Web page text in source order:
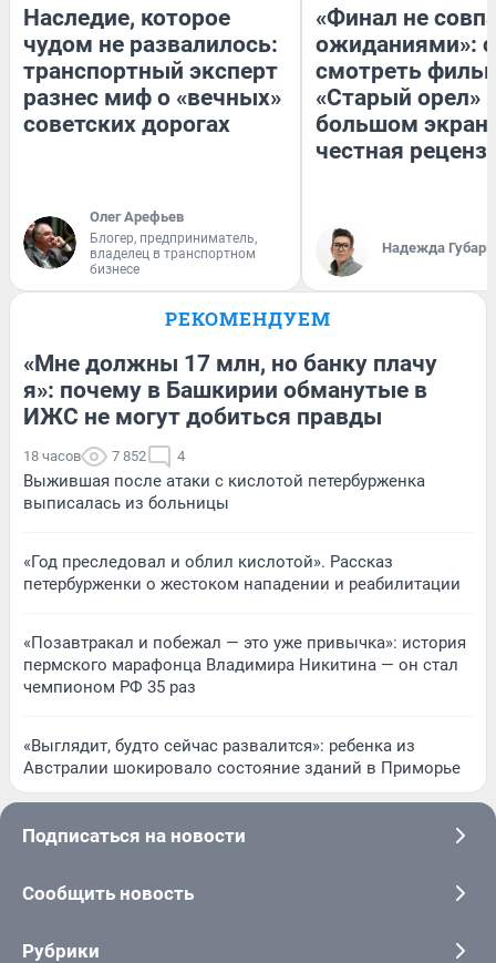
Наследие, которое
чудом не развалилось:
транспортный эксперт
разнес миф о «вечных»
советских дорогах
Олег Арефьев
Блогер, предприниматель,
владелец в транспортном
бизнесе
«Финал не
ожиданиями»:
смотреть
«Старый орел»
большом
честная
Надежда Губарь
РЕКОМЕНДУЕМ
«Мне должны 17 млн, но банку плачу
я»: почему в Башкирии обманутые в
ИЖС не могут добиться правды
18 часов 7 852 4
Выжившая после атаки с кислотой петербурженка
выписалась из больницы
«Год преследовал и облил кислотой». Рассказ
петербурженки о жестоком нападении и реабилитации
«Позавтракал и побежал — это уже привычка»: история
пермского марафонца Владимира Никитина — он стал
чемпионом РФ 35 раз
«Выглядит, будто сейчас развалится»: ребенка из
Австралии шокировало состояние зданий в Приморье
Подписаться на новости
Сообщить новость
Рубрики